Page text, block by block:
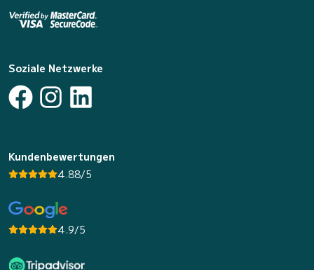
Soziale Netzwerke
Kundenbewertungen
4.88/5
4.9/5